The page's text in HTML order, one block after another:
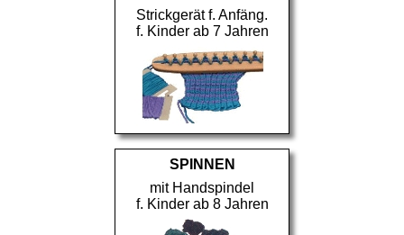
Strickgerät f. Anfäng.
f. Kinder ab 7 Jahren
SPINNEN
mit Handspindel
f. Kinder ab 8 Jahren